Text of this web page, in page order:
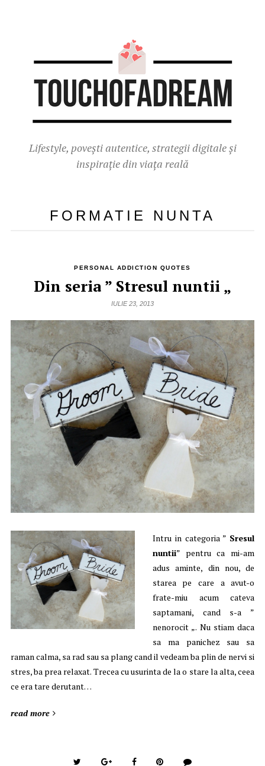
Lifestyle, povești autentice, strategii digitale și
inspirație din viața reală
FORMATIE NUNTA
PERSONAL ADDICTION QUOTES
Din seria ” Stresul nuntii „
IULIE 23, 2013
Intru in categoria ” Sresul
nuntii” pentru ca mi-am
adus aminte, din nou, de
starea pe care a avut-o
frate-miu acum cateva
saptamani, cand s-a ”
nenorocit „. Nu stiam daca
sa ma panichez sau sa
raman calma, sa rad sau sa plang cand il vedeam ba plin de nervi si
stres, ba prea relaxat. Trecea cu usurinta de la o stare la alta, ceea
ce era tare derutant…
read more